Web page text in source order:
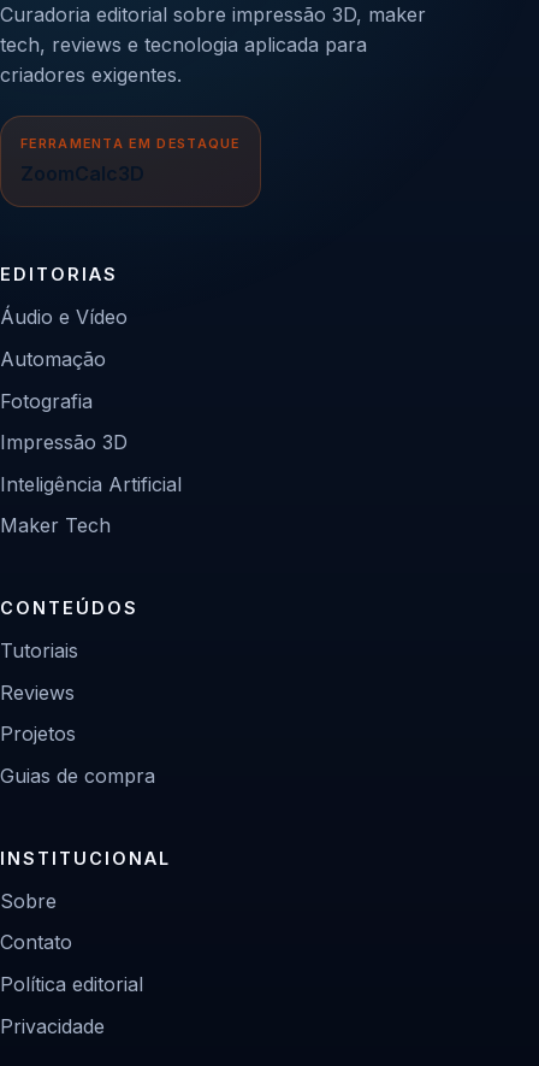
Curadoria editorial sobre impressão 3D, maker
tech, reviews e tecnologia aplicada para
criadores exigentes.
FERRAMENTA EM DESTAQUE
ZoomCalc3D
EDITORIAS
Áudio e Vídeo
Automação
Fotografia
Impressão 3D
Inteligência Artificial
Maker Tech
CONTEÚDOS
Tutoriais
Reviews
Projetos
Guias de compra
INSTITUCIONAL
Sobre
Contato
Política editorial
Privacidade